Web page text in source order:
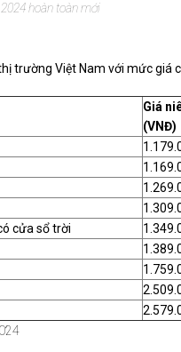
hoàn toàn mới
trường Việt Nam với mức giá
Giá
(VNĐ)
cửa sổ trời